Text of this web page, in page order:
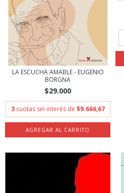
LA ESCUCHA AMABLE - EUGENIO
BORGNA
$29.000
3 cuotas sin interés de $9.666,67